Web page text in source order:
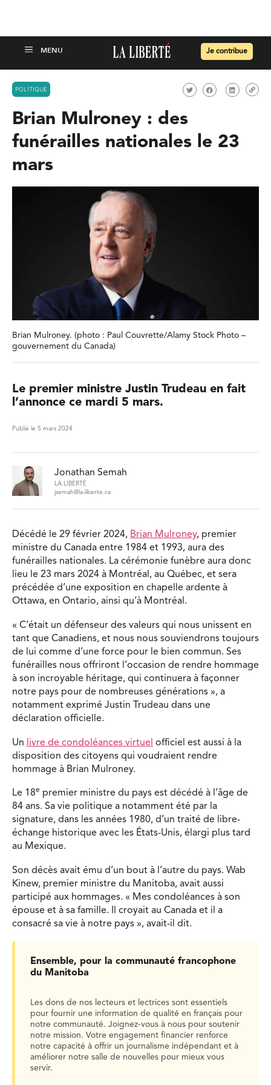
Je contribue
POLITIQUE
Brian Mulroney : des
funérailles nationales le 23
mars
Brian Mulroney. (photo : Paul Couvrette/Alamy Stock Photo –
gouvernement du Canada)
Le premier ministre Justin Trudeau en fait
l’annonce ce mardi 5 mars.
Publié le 5 mars 2024
Jonathan Semah
LA LIBERTÉ
jsemah@la-liberte.ca
Décédé le 29 février 2024, Brian Mulroney, premier
ministre du Canada entre 1984 et 1993, aura des
funérailles nationales. La cérémonie funèbre aura donc
lieu le 23 mars 2024 à Montréal, au Québec, et sera
précédée d’une exposition en chapelle ardente à
Ottawa, en Ontario, ainsi qu’à Montréal.
« C’était un défenseur des valeurs qui nous unissent en
tant que Canadiens, et nous nous souviendrons toujours
de lui comme d’une force pour le bien commun. Ses
funérailles nous offriront l’occasion de rendre hommage
à son incroyable héritage, qui continuera à façonner
notre pays pour de nombreuses générations », a
notamment exprimé Justin Trudeau dans une
déclaration officielle.
Un livre de condoléances virtuel officiel est aussi à la
disposition des citoyens qui voudraient rendre
hommage à Brian Mulroney.
Le 18e premier ministre du pays est décédé à l’âge de
84 ans. Sa vie politique a notamment été par la
signature, dans les années 1980, d’un traité de libre-
échange historique avec les États-Unis, élargi plus tard
au Mexique.
Son décès avait ému d’un bout à l’autre du pays. Wab
Kinew, premier ministre du Manitoba, avait aussi
participé aux hommages. « Mes condoléances à son
épouse et à sa famille. Il croyait au Canada et il a
consacré sa vie à notre pays », avait-il dit.
Ensemble, pour la communauté francophone
du Manitoba
Les dons de nos lecteurs et lectrices sont essentiels
pour fournir une information de qualité en français pour
notre communauté. Joignez-vous à nous pour soutenir
notre mission. Votre engagement financier renforce
notre capacité à offrir un journalisme indépendant et à
améliorer notre salle de nouvelles pour mieux vous
servir.